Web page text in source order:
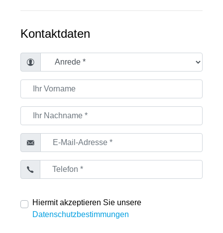
Kontaktdaten
Hiermit akzeptieren Sie unsere
Datenschutzbestimmungen